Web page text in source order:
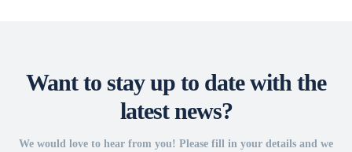
Want to stay up to date with the
latest news?
We would love to hear from you! Please fill in your details and we